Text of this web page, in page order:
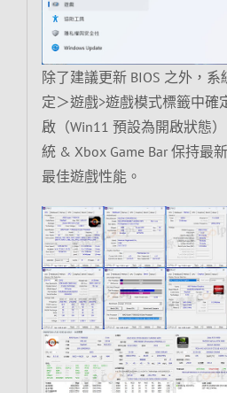
除了建議更新 BIOS 之外，
定＞遊戲>遊戲模式標籤中確
啟（Win11 預設為開啟狀態
統 & Xbox Game Bar 保持最
最佳遊戲性能。